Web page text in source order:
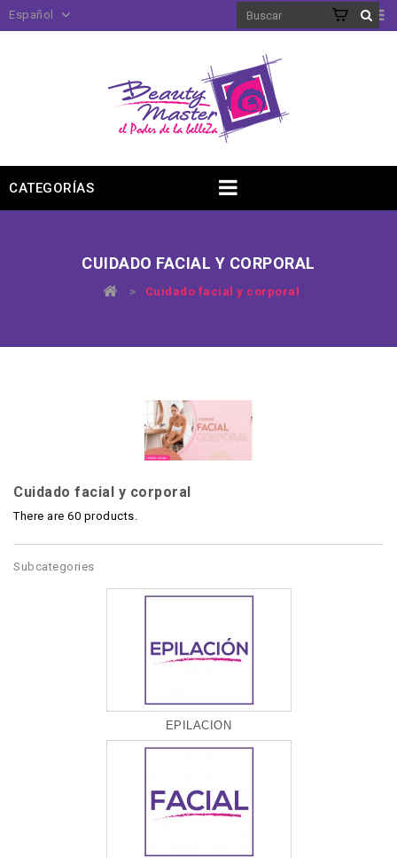
Español
CATEGORÍAS
CUIDADO FACIAL Y CORPORAL
> Cuidado facial y corporal
Cuidado facial y corporal
There are 60 products.
Subcategories
EPILACION